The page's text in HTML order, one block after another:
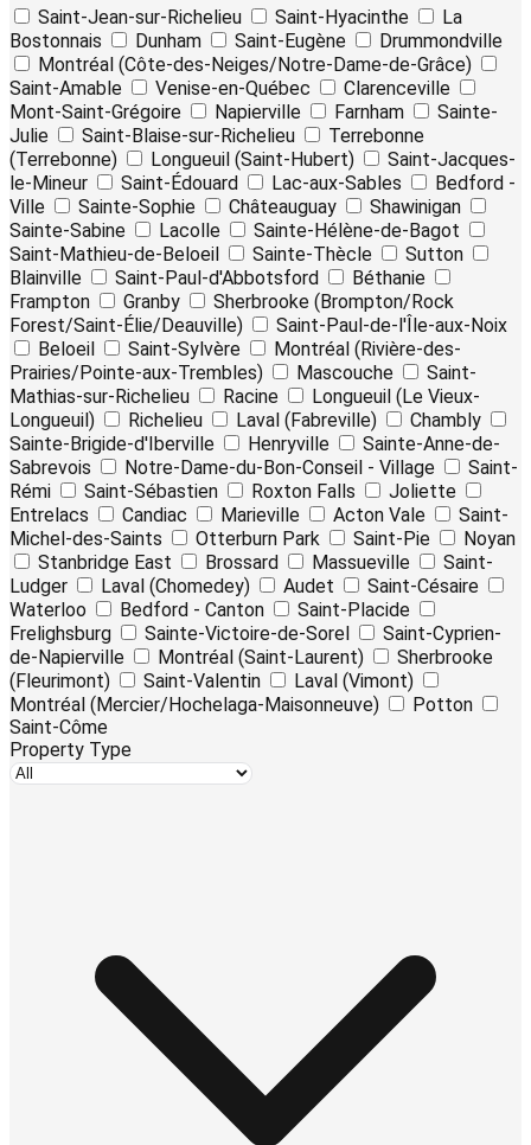
Saint-Jean-sur-Richelieu
Saint-Hyacinthe
La
Bostonnais
Dunham Saint-Eugène
Drummondville
Montréal (Côte-des-Neiges/Notre-Dame-de-Grâce)
Saint-Amable
Venise-en-Québec
Clarenceville
Mont-Saint-Grégoire
Napierville Farnham
Sainte-
Julie
Saint-Blaise-sur-Richelieu
Terrebonne
(Terrebonne)
Longueuil (Saint-Hubert)
Saint-Jacques-
le-Mineur
Saint-Édouard Lac-aux-Sables
Bedford -
Ville
Sainte-Sophie Châteauguay
Shawinigan
Sainte-Sabine
Lacolle
Sainte-Hélène-de-Bagot
Saint-Mathieu-de-Beloeil
Sainte-Thècle
Sutton
Blainville
Saint-Paul-d'Abbotsford
Béthanie
Frampton
Granby
Sherbrooke (Brompton/Rock
Forest/Saint-Élie/Deauville)
Saint-Paul-de-l'Île-aux-Noix
Beloeil
Saint-Sylvère
Montréal (Rivière-des-
Prairies/Pointe-aux-Trembles)
Mascouche
Saint-
Mathias-sur-Richelieu
Racine
Longueuil (Le Vieux-
Longueuil)
Richelieu Laval (Fabreville)
Chambly
Sainte-Brigide-d'Iberville
Henryville
Sainte-Anne-de-
Sabrevois
Notre-Dame-du-Bon-Conseil - Village
Saint-
Rémi
Saint-Sébastien Roxton Falls
Joliette
Entrelacs
Candiac Marieville Acton Vale
Saint-
Michel-des-Saints
Otterburn Park Saint-Pie
Noyan
Stanbridge East
Brossard Massueville
Saint-
Ludger
Laval (Chomedey) Audet
Saint-Césaire
Waterloo
Bedford - Canton
Saint-Placide
Frelighsburg
Sainte-Victoire-de-Sorel
Saint-Cyprien-
de-Napierville
Montréal (Saint-Laurent)
Sherbrooke
(Fleurimont)
Saint-Valentin
Laval (Vimont)
Montréal (Mercier/Hochelaga-Maisonneuve)
Potton
Saint-Côme
Property Type